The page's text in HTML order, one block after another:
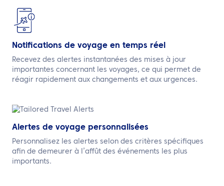
Notifications de voyage en temps réel
Recevez des alertes instantanées des mises à jour
importantes concernant les voyages, ce qui permet de
réagir rapidement aux changements et aux urgences.
Alertes de voyage personnalisées
Personnalisez les alertes selon des critères spécifiques
afin de demeurer à l’affût des événements les plus
importants.